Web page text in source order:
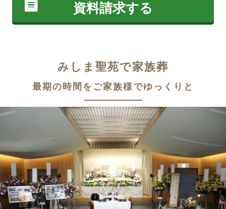
資料請求する
みしま聖苑で家族葬
最期の時間をご家族様でゆっくりと